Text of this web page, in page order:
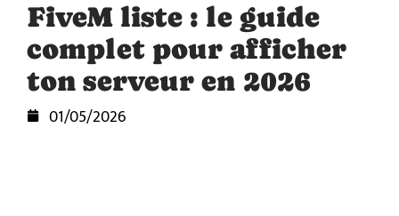
FiveM liste : le guide
complet pour afficher
ton serveur en 2026
01/05/2026